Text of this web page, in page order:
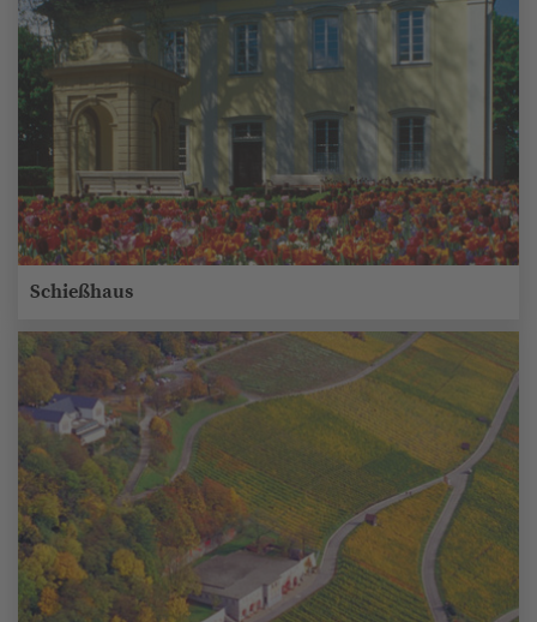
Schießhaus